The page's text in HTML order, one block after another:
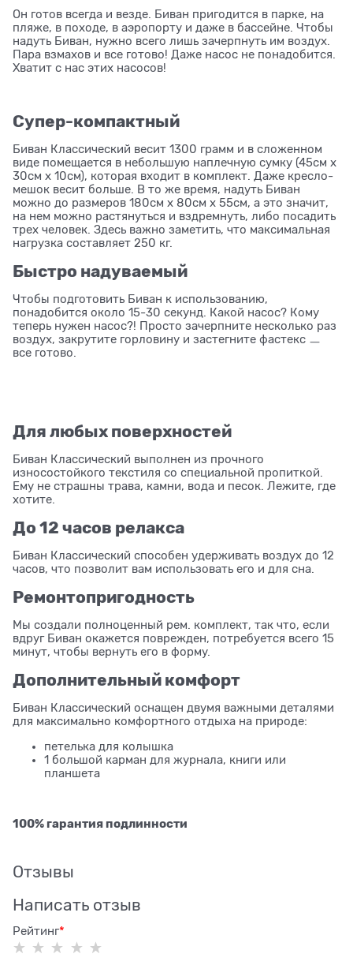
Он готов всегда и везде. Биван пригодится в парке, на
пляже, в походе, в аэропорту и даже в бассейне. Чтобы
надуть Биван, нужно всего лишь зачерпнуть им воздух.
Пара взмахов и все готово! Даже насос не понадобится.
Хватит с нас этих насосов!
Супер-компактный
Биван Классический весит 1300 грамм и в сложенном
виде помещается в небольшую наплечную сумку (45см x
30см x 10см), которая входит в комплект. Даже кресло-
мешок весит больше. В то же время, надуть Биван
можно до размеров 180см x 80см x 55см, а это значит,
на нем можно растянуться и вздремнуть, либо посадить
трех человек. Здесь важно заметить, что максимальная
нагрузка составляет 250 кг.
Быстро надуваемый
Чтобы подготовить Биван к использованию,
понадобится около 15-30 секунд. Какой насос? Кому
теперь нужен насос?! Просто зачерпните несколько раз
воздух, закрутите горловину и застегните фастекс ㅡ
все готово.
Для любых поверхностей
Биван Классический выполнен из прочного
износостойкого текстиля со специальной пропиткой.
Ему не страшны трава, камни, вода и песок. Лежите, где
хотите.
До 12 часов релакса
Биван Классический способен удерживать воздух до 12
часов, что позволит вам использовать его и для сна.
Ремонтопригодность
Мы создали полноценный рем. комплект, так что, если
вдруг Биван окажется поврежден, потребуется всего 15
минут, чтобы вернуть его в форму.
Дополнительный комфорт
Биван Классический оснащен двумя важными деталями
для максимально комфортного отдыха на природе:
петелька для колышка
1 большой карман для журнала, книги или
планшета
100% гарантия подлинности
Отзывы
Написать отзыв
Рейтинг